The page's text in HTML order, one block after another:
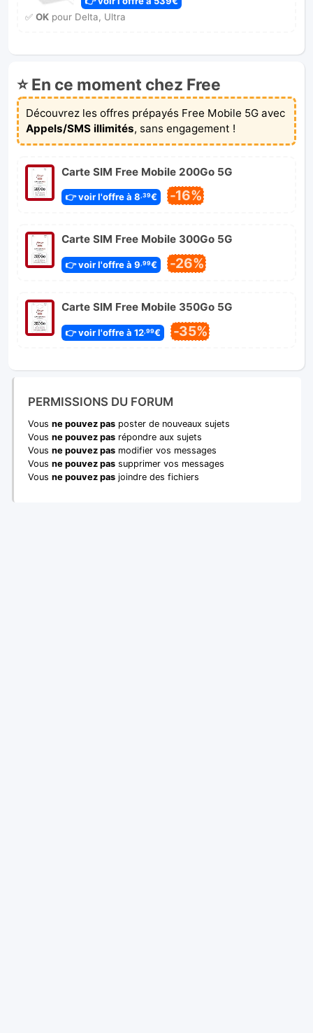
✅ OKpour Delta, Ultra
⭐ En ce moment chez Free
Découvrez les offres prépayés Free Mobile 5G avec
Appels/SMS illimités, sans engagement !
Carte SIM Free Mobile 200Go 5G
👉 voir l'offre à 8 ,39€ -16%
Carte SIM Free Mobile 300Go 5G
👉 voir l'offre à 9 ,99€ -26%
Carte SIM Free Mobile 350Go 5G
👉 voir l'offre à 12,99€ -35%
PERMISSIONS DU FORUM
Vous ne pouvez pas poster de nouveaux sujets
Vous ne pouvez pas répondre aux sujets
Vous ne pouvez pas modifier vos messages
Vous ne pouvez pas supprimer vos messages
Vous ne pouvez pas joindre des fichiers